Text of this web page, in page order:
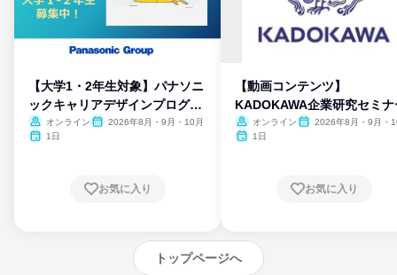
【大学1・2年生対象】パナソニ
ックキャリアデザインプログラ
ム
オンライン
2026年8月・9月・10月
1日
お気に入り
【動画コンテンツ】
KADOKAWA企業研究セミナ
オンライン
2026年8月・9月・
1日
お気に入り
トップページへ